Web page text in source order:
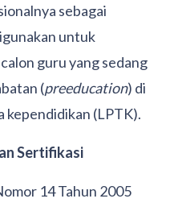
sebagai
untuk
guru yang sedang
(preeducation) di
kependidikan (LPTK).
Sertifikasi
14 Tahun 2005